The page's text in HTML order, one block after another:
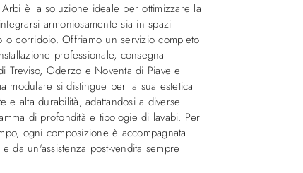
è la soluzione ideale per ottimizzare la
armoniosamente sia in spazi
o corridoio. Offriamo un servizio completo
professionale, consegna
Treviso, Oderzo e Noventa di Piave e
modulare si distingue per la sua estetica
e alta durabilità, adattandosi a diverse
di profondità e tipologie di lavabi. Per
ogni composizione è accompagnata
da un'assistenza post-vendita sempre